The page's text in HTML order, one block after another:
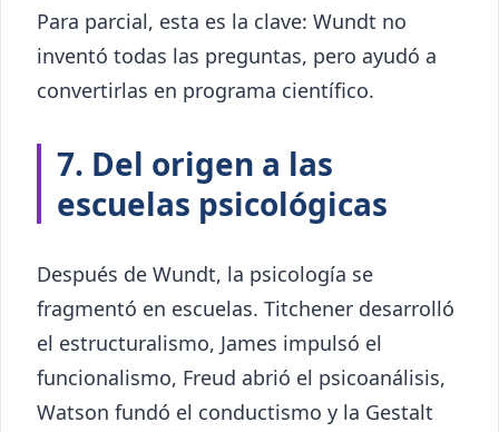
Para parcial, esta es la clave: Wundt no
inventó todas las preguntas, pero ayudó a
convertirlas en programa científico.
7. Del origen a las
escuelas psicológicas
Después de Wundt, la psicología se
fragmentó en escuelas. Titchener desarrolló
el estructuralismo, James impulsó el
funcionalismo, Freud abrió el psicoanálisis,
Watson fundó el conductismo y la Gestalt